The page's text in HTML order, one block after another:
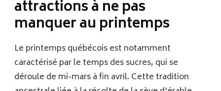
attractions à ne pas
manquer au printemps
Le printemps québécois est notamment
caractérisé par le temps des sucres, qui se
déroule de mi-mars à fin avril. Cette tradition